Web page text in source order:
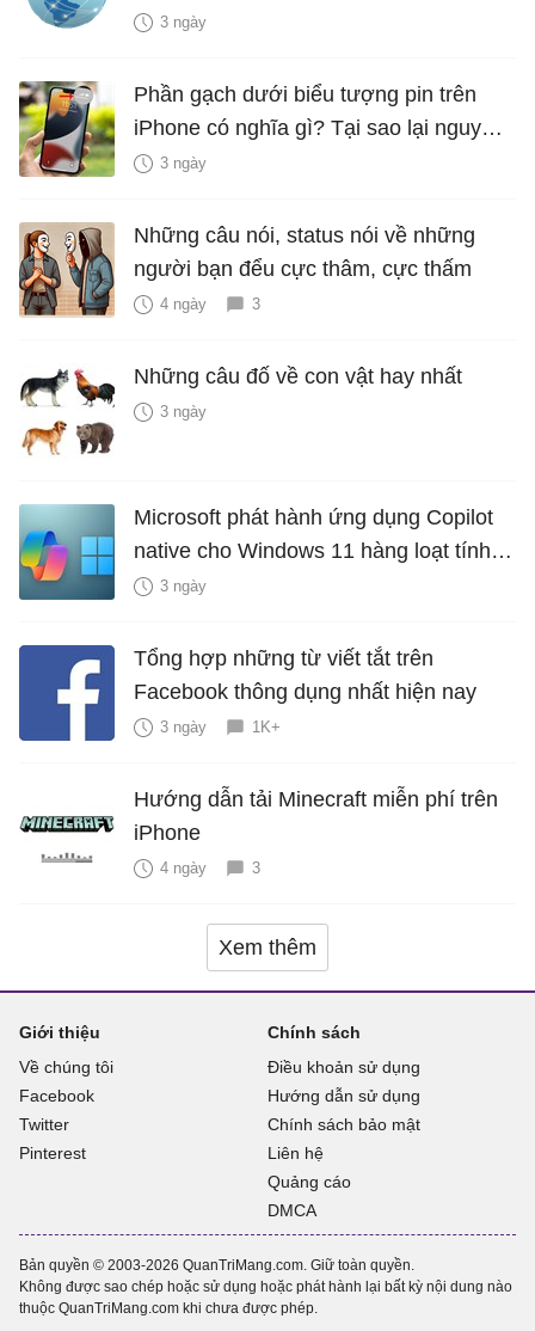
3 ngày
Phần gạch dưới biểu tượng pin trên
iPhone có nghĩa gì? Tại sao lại nguy
hiểm?
3 ngày
Những câu nói, status nói về những
người bạn đểu cực thâm, cực thấm
4 ngày 3
Những câu đố về con vật hay nhất
3 ngày
Microsoft phát hành ứng dụng Copilot
native cho Windows 11 hàng loạt tính
năng mới Hữu Ích
3 ngày
Tổng hợp những từ viết tắt trên
Facebook thông dụng nhất hiện nay
3 ngày 1K+
Hướng dẫn tải Minecraft miễn phí trên
iPhone
4 ngày 3
Xem thêm
Giới thiệu
Về chúng tôi
Facebook
Twitter
Pinterest
Chính sách
Điều khoản sử dụng
Hướng dẫn sử dụng
Chính sách bảo mật
Liên hệ
Quảng cáo
DMCA
Bản quyền © 2003-2026 QuanTriMang.com. Giữ toàn quyền.
Không được sao chép hoặc sử dụng hoặc phát hành lại bất kỳ nội dung nào
thuộc QuanTriMang.com khi chưa được phép.